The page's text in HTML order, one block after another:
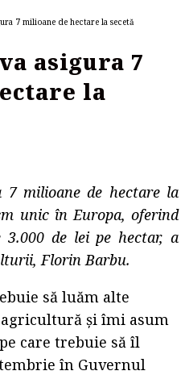
7 milioane de hectare la secetă
asigura 7
la
milioane de hectare la
unic în Europa, oferind
de lei pe hectar, a
Florin Barbu.
să luăm alte
şi îmi asum
care trebuie să îl
în Guvernul